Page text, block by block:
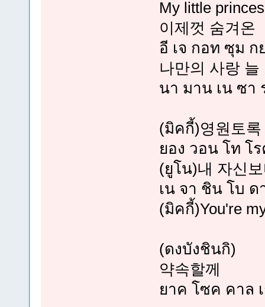
My little
이제껏 숨겨온
อี เจ กอท ซุม ก
나만의 사랑
นา มาน เน ซา
(มิคกี้)영원토록
ยอง วอน โท โ
(ยูโน)내 자신
เน จา ชิน โบ ด
(มิคกี้)You're
(ดงบังชินกิ)
약속할께
ยาค โซค คาล